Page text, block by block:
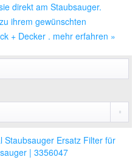
direkt am Staubsauger.
ihrem gewünschten
+ Decker . mehr erfahren »